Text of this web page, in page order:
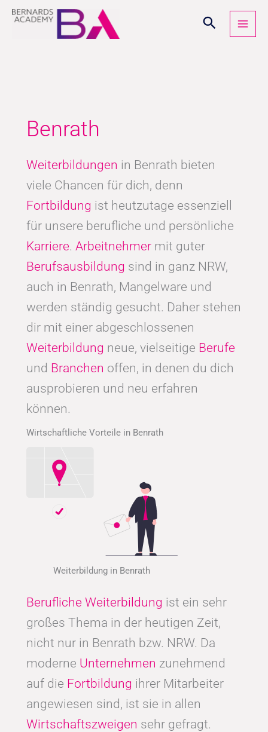
Zum
Inhalt
Benrath
Weiterbildungen in Benrath bieten
viele Chancen für dich, denn
Fortbildung ist heutzutage essenziell
für unsere berufliche und persönliche
Karriere. Arbeitnehmer mit guter
Berufsausbildung sind in ganz NRW,
auch in Benrath, Mangelware und
werden ständig gesucht. Daher stehen
dir mit einer abgeschlossenen
Weiterbildung neue, vielseitige Berufe
und Branchen offen, in denen du dich
ausprobieren und neu erfahren
können.
Wirtschaftliche Vorteile in Benrath
Weiterbildung in Benrath
Berufliche Weiterbildung ist ein sehr
großes Thema in der heutigen Zeit,
nicht nur in Benrath bzw. NRW. Da
moderne Unternehmen zunehmend
auf die Fortbildung ihrer Mitarbeiter
angewiesen sind, ist sie in allen
Wirtschaftszweigen sehr gefragt.